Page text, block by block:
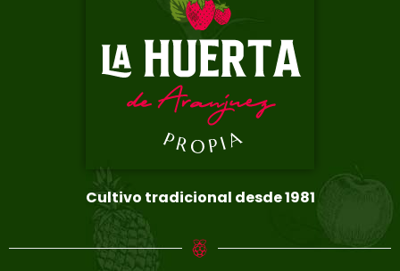
Cultivo tradicional desde 1981